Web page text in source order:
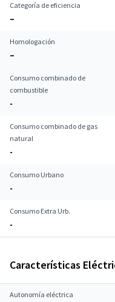
Categoría de eficiencia
–
Homologación
–
Consumo combinado de
combustible
-
Consumo combinado de gas
natural
-
Consumo Urbano
-
Consumo Extra Urb.
-
Características
Autonomía eléctrica